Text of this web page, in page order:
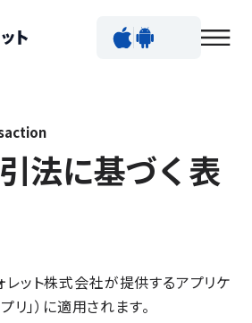
法に基づく表
レット株式会社が提供するアプリケ
リ」）に適用されます。